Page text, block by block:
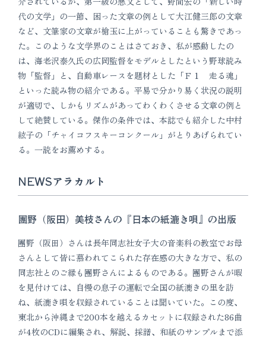
代の文学」の一節、困った文章の例として大江健三郎の文章
など、文筆家の文章が槍玉に上がっていることも驚きであっ
た。このような文学界のことはさておき、私が感動したの
は、海老沢泰久氏の広岡監督をモデルとしたという野球読み
物「監督」と、自動車レースを題材とした「Ｆ１ 走る魂」
といった読み物の紹介である。平易で分かり易く状況の説明
が適切で、しかもリズムがあってわくわくさせる文章の例と
して絶賛している。傑作の条件では、本誌でも紹介した中村
絃子の「チャイコフスキーコンクール」がとりあげられてい
る。一読をお薦めする。
NEWSアラカルト
團野（阪田）美枝さんの『日本の紙漉き唄』の出版
團野（阪田）さんは長年同志社女子大の音楽科の教室でお母
さんとして皆に慕われてこられた存在感の大きな方で、私の
同志社とのご縁も團野さんによるものである。團野さんが暇
を見付けては、自慢の息子の運転で全国の紙漉きの里を訪
ね、紙漉き唄を収録されていることは聞いていた。この度、
東北から沖縄まで200本を越えるカセットに収録された86曲
が4枚のCDに編集され、解説、採譜、和紙のサンプルまで添